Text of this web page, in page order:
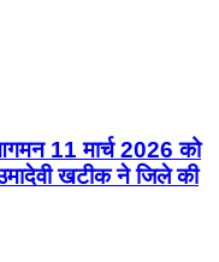
11 मार्च 2026 को
खटीक ने जिले की